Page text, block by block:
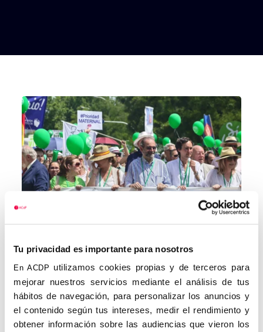
Tu privacidad es importante para nosotros
En ACDP utilizamos cookies propias y de terceros para
mejorar nuestros servicios mediante el análisis de tus
hábitos de navegación, para personalizar los anuncios y
el contenido según tus intereses, medir el rendimiento y
obtener información sobre las audiencias que vieron los